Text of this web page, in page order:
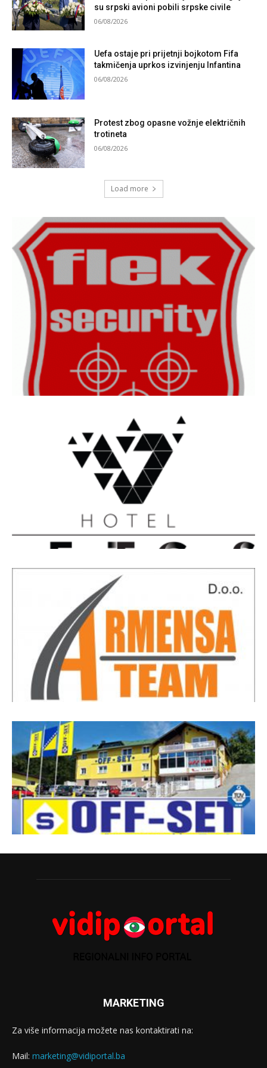
su srpski avioni pobili srpske civile
06/08/2026
Uefa ostaje pri prijetnji bojkotom Fifa
takmičenja uprkos izvinjenju Infantina
06/08/2026
Protest zbog opasne vožnje električnih
trotineta
06/08/2026
Load more
MARKETING
Za više informacija možete nas kontaktirati na:
Mail: marketing@vidiportal.ba